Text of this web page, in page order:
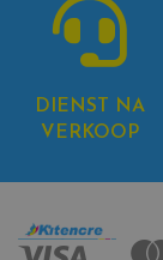
DIENST NA
VERKOOP